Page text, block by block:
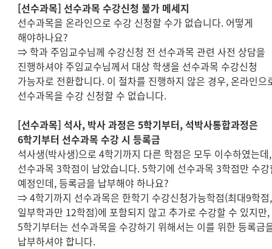
[선수과목]선수과목 수강신청 불가 메세지
선수과목을 온라인으로 수강 신청할 수가 없습니다. 어떻게
해야하나요?
⇒ 학과 주임교수님께 수강신청 전 선수과목 관련 사전 상담을
진행하셔야 주임교수님께서 대상 학생을 선수과목 수강신청
가능자로 전환합니다. 이 절차를 진행하지 않은 경우,온라인으
선수과목을 수강 신청할 수 없습니다.
[선수과목]석사, 박사 과정은5학기부터,석박사통합과정은
6학기부터 선수과목 수강 시 등록금
석사생(박사생)으로4학기까지 다른 학점은 모두 이수하였는데,
선수과목3학점이 남았습니다. 5학기에 선수과목3학점만 수
예정인데,등록금을 납부해야 하나요?
⇒4학기까지 선수과목은 한학기 수강신청가능학점(최대9학점,
일부학과만 12학점)에 포함되지 않고 추가로 수강할 수 있지만,
5학기부터는 선수과목을 수강하기 위해서는 이를 위한 등록금
납부하셔야 합니다.